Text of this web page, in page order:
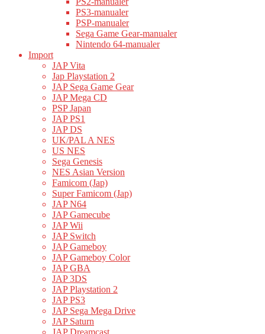
PS3-manualer
PSP-manualer
Sega Game Gear-manualer
Nintendo 64-manualer
Import
JAP Vita
Jap Playstation 2
JAP Sega Game Gear
JAP Mega CD
PSP Japan
JAP PS1
JAP DS
UK/PAL A NES
US NES
Sega Genesis
NES Asian Version
Famicom (Jap)
Super Famicom (Jap)
JAP N64
JAP Gamecube
JAP Wii
JAP Switch
JAP Gameboy
JAP Gameboy Color
JAP GBA
JAP 3DS
JAP Playstation 2
JAP PS3
JAP Sega Mega Drive
JAP Saturn